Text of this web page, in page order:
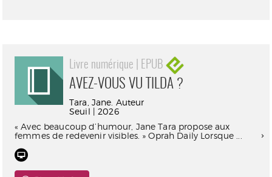
Livre numérique | EPUB
AVEZ-VOUS VU TILDA ?
Tara, Jane. Auteur
Seuil | 2026
« Avec beaucoup d’humour, Jane Tara propose aux
femmes de redevenir visibles. » Oprah Daily Lorsque ...